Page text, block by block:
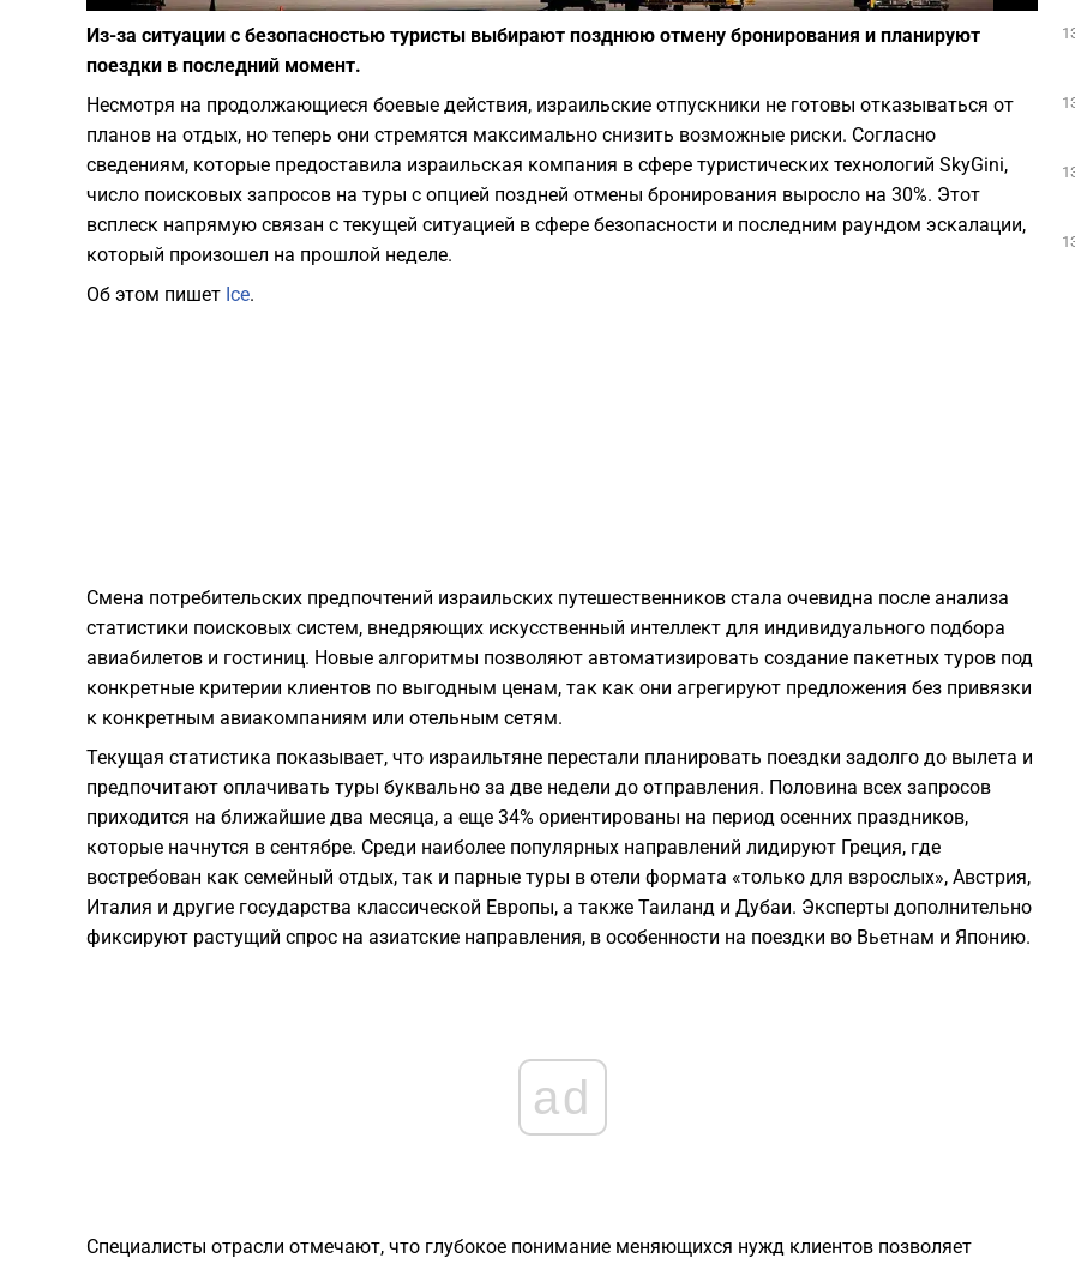
Из-за ситуации с безопасностью туристы выбирают позднюю отмену бронирования и планируют
поездки в последний момент.
Несмотря на продолжающиеся боевые действия, израильские отпускники не готовы отказываться от
планов на отдых, но теперь они стремятся максимально снизить возможные риски. Согласно
сведениям, которые предоставила израильская компания в сфере туристических технологий SkyGini,
число поисковых запросов на туры с опцией поздней отмены бронирования выросло на 30%. Этот
всплеск напрямую связан с текущей ситуацией в сфере безопасности и последним раундом эскалации,
который произошел на прошлой неделе.
Об этом пишет Ice.
Смена потребительских предпочтений израильских путешественников стала очевидна после анализа
статистики поисковых систем, внедряющих искусственный интеллект для индивидуального подбора
авиабилетов и гостиниц. Новые алгоритмы позволяют автоматизировать создание пакетных туров под
конкретные критерии клиентов по выгодным ценам, так как они агрегируют предложения без привязки
к конкретным авиакомпаниям или отельным сетям.
Текущая статистика показывает, что израильтяне перестали планировать поездки задолго до вылета и
предпочитают оплачивать туры буквально за две недели до отправления. Половина всех запросов
приходится на ближайшие два месяца, а еще 34% ориентированы на период осенних праздников,
которые начнутся в сентябре. Среди наиболее популярных направлений лидируют Греция, где
востребован как семейный отдых, так и парные туры в отели формата «только для взрослых», Австрия,
Италия и другие государства классической Европы, а также Таиланд и Дубаи. Эксперты дополнительно
фиксируют растущий спрос на азиатские направления, в особенности на поездки во Вьетнам и Японию.
ad
Специалисты отрасли отмечают, что глубокое понимание меняющихся нужд клиентов позволяет